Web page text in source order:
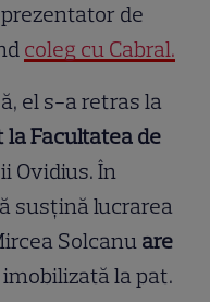
de
coleg cu Cabral.
el s-a retras la
Facultatea de
Ovidius. În
susțină lucrarea
Solcanu are
imobilizată la pat.